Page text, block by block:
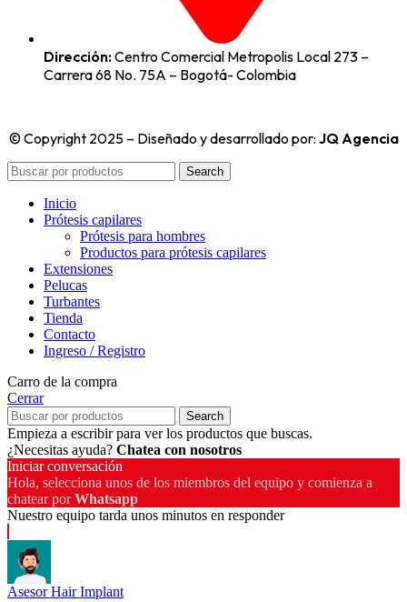
Dirección:Centro Comercial Metropolis Local 273 –
Carrera 68 No. 75A – Bogotá- Colombia
© Copyright 2025 – Diseñado y desarrollado por: JQ Agencia
Search
Inicio
Prótesis capilares
Prótesis para hombres
Productos para prótesis capilares
Extensiones
Pelucas
Turbantes
Tienda
Contacto
Ingreso / Registro
Carro de la compra
Cerrar
Search
Empieza a escribir para ver los productos que buscas.
¿Necesitas ayuda? Chatea con nosotros
Iniciar conversación
Hola, selecciona unos de los miembros del equipo y comienza a
chatear porWhatsapp
Nuestro equipo tarda unos minutos en responder
Asesor Hair Implant